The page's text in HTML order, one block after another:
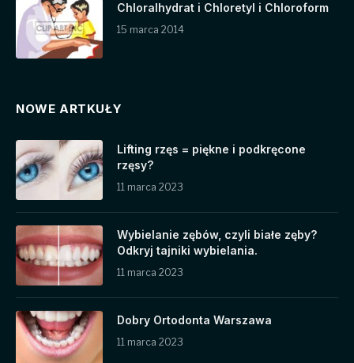
Chloralhydrat i Chloretyl i Chloroform
15 marca 2014
NOWE ARTKUŁY
Lifting rzęs = piękne i podkręcone
rzęsy?
11 marca 2023
Wybielanie zębów, czyli białe zęby?
Odkryj tajniki wybielania.
11 marca 2023
Dobry Ortodonta Warszawa
11 marca 2023